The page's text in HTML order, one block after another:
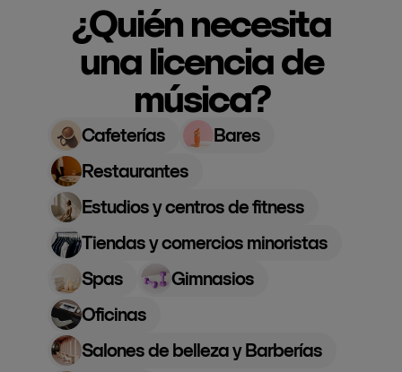
¿Quién necesita
una licencia de
música?
Cafeterías
Bares
Restaurantes
Estudios y centros de fitness
Tiendas y comercios minoristas
Spas
Gimnasios
Oficinas
Salones de belleza y Barberías